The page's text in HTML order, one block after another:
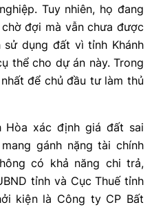
Tuy nhiên, họ đang
đợi mà vẫn chưa được
dụng đất vì tỉnh Khánh
thể cho dự án này. Trong
để chủ đầu tư làm thủ
Hòa xác định giá đất sai
gánh nặng tài chính
có khả năng chi trả,
tỉnh và Cục Thuế tỉnh
kiện là Công ty CP Bất